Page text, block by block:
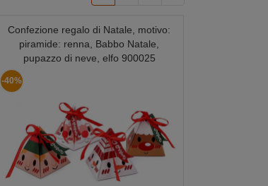
Confezione regalo di Natale, motivo:
piramide: renna, Babbo Natale,
pupazzo di neve, elfo 900025
-40%